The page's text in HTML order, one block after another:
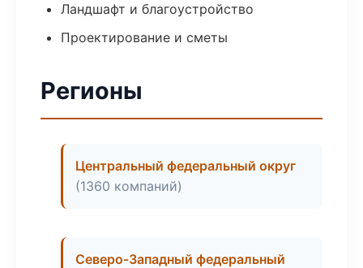
Ландшафт и благоустройство
Проектирование и сметы
Регионы
Центральный федеральный округ
(1360 компаний)
Северо-Западный федеральный